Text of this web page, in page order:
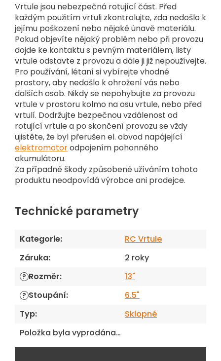
Vrtule jsou nebezpečná rotující část. Před
každým použitím vrtuli zkontrolujte, zda nedošlo k
jejímu poškození nebo nějaké únavě materiálu.
Pokud objevíte nějaký problém nebo při provozu
dojde ke kontaktu s pevným materiálem, listy
vrtule odstavte z provozu a dále ji již nepoužívejte.
Pro používání, létaní si vybírejte vhodné
prostory, aby nedošlo k ohrožení vás nebo
dalších osob. Nikdy se nepohybujte za provozu
vrtule v prostoru kolmo na osu vrtule, nebo před
vrtulí. Dodržujte bezpečnou vzdálenost od
rotující vrtule a po skončení provozu se vždy
ujistěte, že byl přerušen el. obvod napájející
elektromotorodpojením pohonného
akumulátoru.
Za případné škody způsobené užíváním tohoto
produktu neodpovídá výrobce ani prodejce.
Technické parametry
Kategorie:
RC Vrtule
Záruka: 2 roky
? Rozměr: 13"
? Stoupání:
6.5"
Typ:
Sklopné
Položka byla vyprodána…